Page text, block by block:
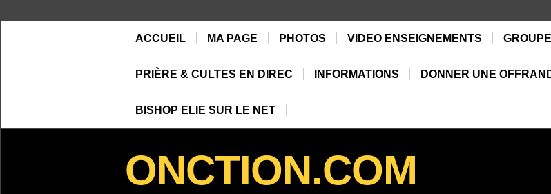
ACCUEIL MA PAGE PHOTOS VIDEO ENSEIGNEMENTS
PRIÈRE & CULTES EN DIREC INFORMATIONS DONNER UNE
BISHOP ELIE SUR LE NET
ONCTION.COM